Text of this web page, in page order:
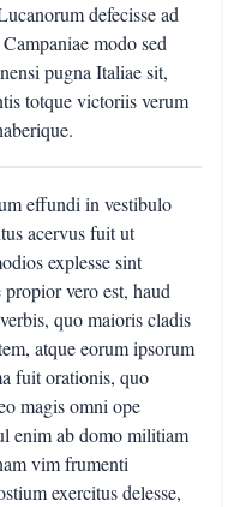
defecisse ad
modo sed
pugna Italiae sit,
totque victoriis verum
effundi in vestibulo
acervus fuit ut
explesse sint
vero est, haud
quo maioris cladis
atque eorum ipsorum
fuit orationis, quo
magis omni ope
enim ab domo militiam
vim frumenti
exercitus delesse,